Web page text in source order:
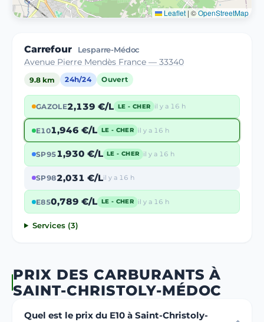
Leaflet | ©OpenStreetMap
Carrefour Lesparre-Médoc
Avenue Pierre Mendès France — 33340
9.8 km 24h/24 Ouvert
GAZOLE2,139 €/L LE - CHER il y a 16 h
E101,946 €/L LE - CHER il y a 16 h
SP951,930 €/L LE - CHER il y a 16 h
SP982,031 €/Lil y a 16 h
E850,789 €/L LE - CHER il y a 16 h
Services (3)
PRIX DES CARBURANTS À
SAINT-CHRISTOLY-MÉDOC
Quel est le prix du E10 à Saint-Christoly-